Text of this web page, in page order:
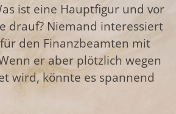
ist eine Hauptfigur und vor
drauf? Niemand interessiert
den Finanzbeamten mit
er aber plötzlich wegen
wird, könnte es spannend